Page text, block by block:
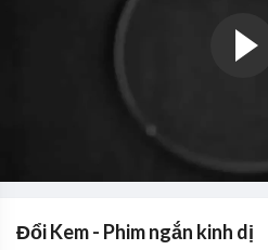
Đổi Kem - Phim ngắn kinh dị